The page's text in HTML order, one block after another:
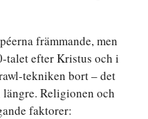
främmande, men
talet efter Kristus och i
tekniken bort – det
Religionen och
faktorer: